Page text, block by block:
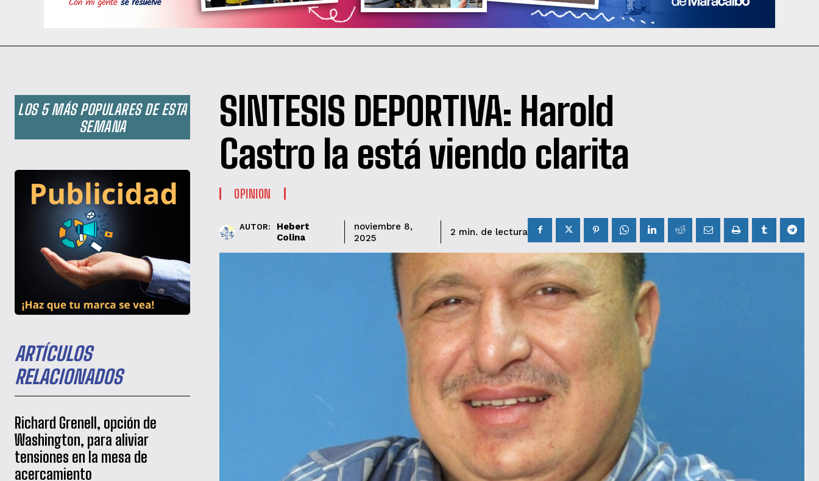
LOS 5 MÁS POPULARES DE ESTA
SEMANA
ARTÍCULOS
RELACIONADOS
Richard Grenell, opción de
Washington, para aliviar
tensiones en la mesa de
acercamiento
SINTESIS DEPORTIVA: Harold
Castro la está viendo clarita
OPINION
AUTOR:
Hebert
Colina
noviembre 8,
2025
2 min. de lectura